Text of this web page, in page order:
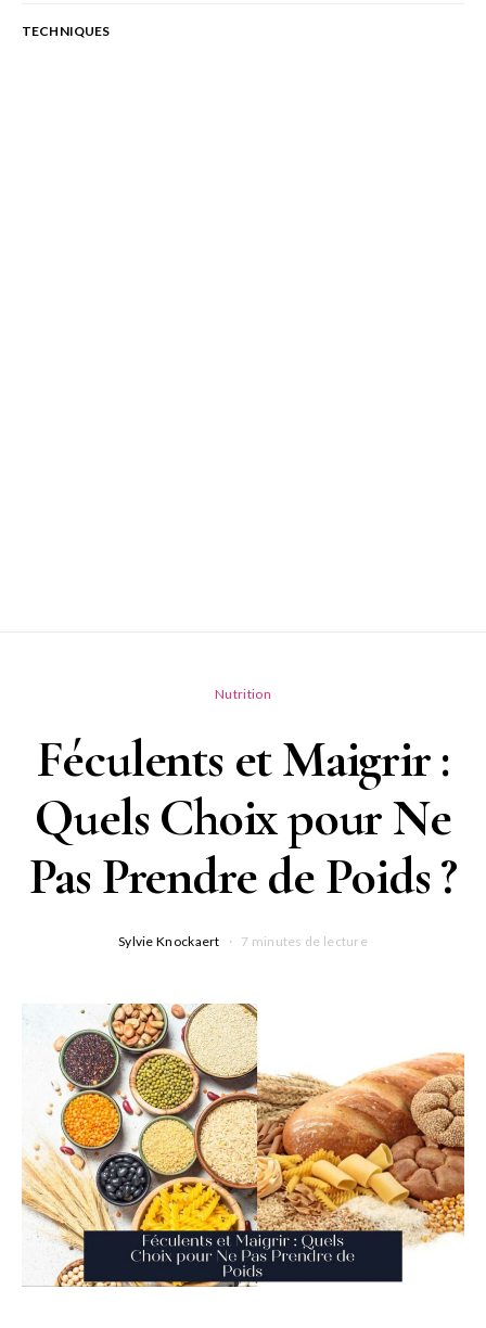
TECHNIQUES
Nutrition
Féculents et Maigrir :
Quels Choix pour Ne
Pas Prendre de Poids ?
Sylvie Knockaert 7 minutes de lecture